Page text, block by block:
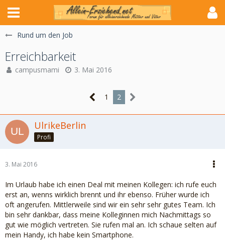
Rund um den Job
Erreichbarkeit
campusmami 3. Mai 2016
1 2
UlrikeBerlin
Profi
3. Mai 2016
Im Urlaub habe ich einen Deal mit meinen Kollegen: ich rufe euch
erst an, wenns wirklich brennt und ihr ebenso. Früher wurde ich
oft angerufen. Mittlerweile sind wir ein sehr sehr gutes Team. Ich
bin sehr dankbar, dass meine Kolleginnen mich Nachmittags so
gut wie möglich vertreten. Sie rufen mal an. Ich schaue selten auf
mein Handy, ich habe kein Smartphone.